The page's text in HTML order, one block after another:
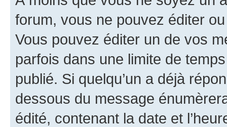
forum, vous ne pouvez éditer
Vous pouvez éditer un de vos
parfois dans une limite de
publié. Si quelqu’un a déjà
dessous du message
édité, contenant la date et